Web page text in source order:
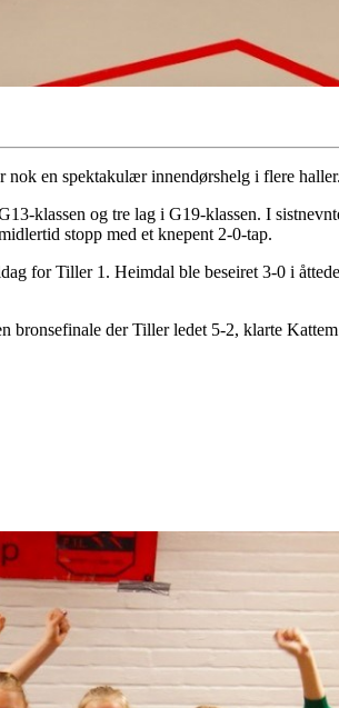
en spektakulær innendørshelg i flere haller.
klassen og tre lag i G19-klassen. I
stopp med et knepent 2-0-tap.
for Tiller 1. Heimdal ble beseiret 3-0 i
bronsefinale der Tiller ledet 5-2, klarte